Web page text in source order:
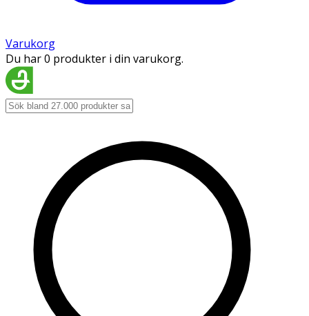
Varukorg
Du har 0 produkter i din varukorg.